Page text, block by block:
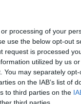
processing of your
use the below opt-out
request is processed
utilized by us
You may separately
on the IAB’s list of
to third parties on the
third parties.